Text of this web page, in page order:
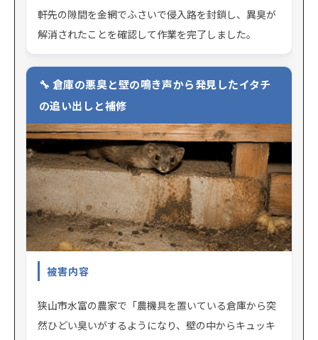
軒先の隙間を金網でふさいで侵入路を封鎖し、異臭が
解消されたことを確認して作業を完了しました。
倉庫の悪臭と壁の鳴き声から発見したイタチ
の追い出しと補修
被害内容
狭山市水富の農家で「農機具を置いている倉庫から突
然ひどい臭いがするようになり、壁の中からキュッキ